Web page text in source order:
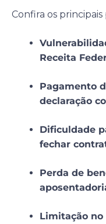
Confira os
Receita
Pagamento
declaração
Dificuldade
fechar
Perda de
Limitação no